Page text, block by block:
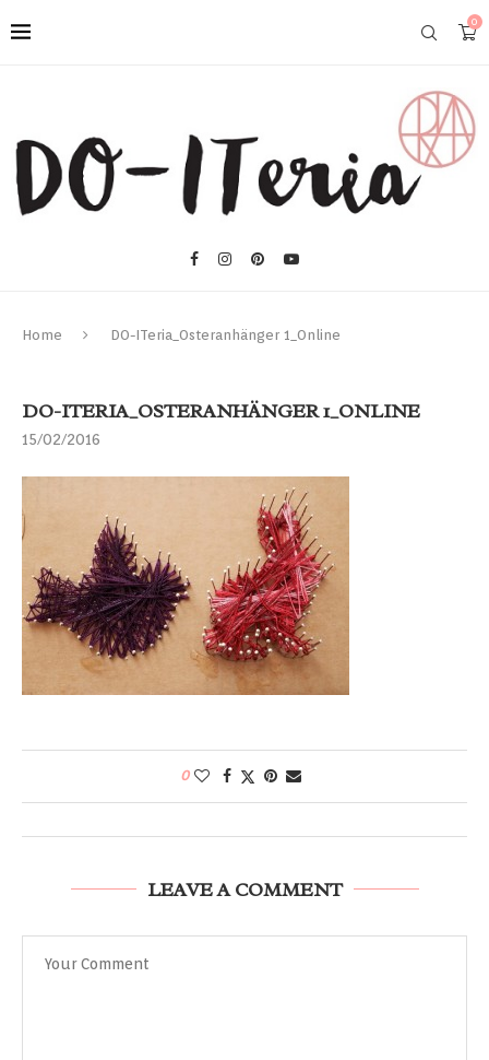
0
Home DO-ITeria_Osteranhänger 1_Online
DO-ITERIA_OSTERANHÄNGER 1_ONLINE
15/02/2016
0
LEAVE A COMMENT